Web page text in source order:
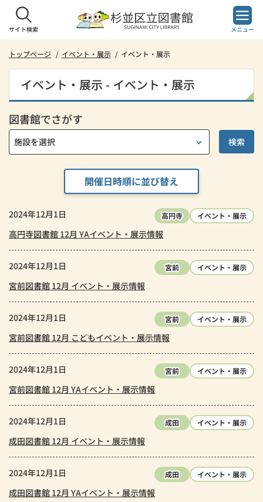
ス
す。
サイト検索 メニュー
トップページ イベント・展示 イベント・展示
イベント・展示 - イベント・展示
図書館でさがす
開催日時順に並び替え
2024年12月1日 高円寺 イベント・展示
高円寺図書館 12月 YAイベント・展示情報
2024年12月1日 宮前 イベント・展示
宮前図書館 12月 イベント・展示情報
2024年12月1日 宮前 イベント・展示
宮前図書館 12月 こどもイベント・展示情報
2024年12月1日 宮前 イベント・展示
宮前図書館 12月 YAイベント・展示情報
2024年12月1日 成田 イベント・展示
成田図書館 12月 イベント・展示情報
2024年12月1日 成田 イベント・展示
成田図書館 12月 YAイベント・展示情報